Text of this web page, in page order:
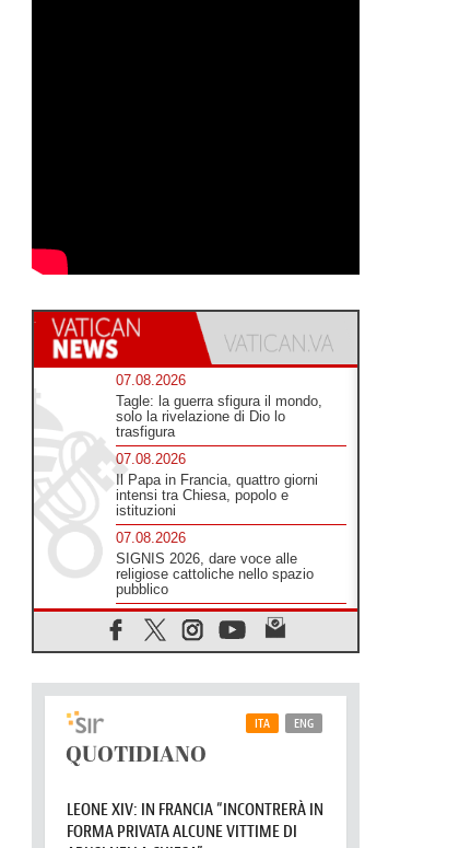
07.08.2026
Tagle: la guerra sfigura il mondo,
solo la rivelazione di Dio lo
trasfigura
07.08.2026
Il Papa in Francia, quattro giorni
intensi tra Chiesa, popolo e
istituzioni
07.08.2026
SIGNIS 2026, dare voce alle
religiose cattoliche nello spazio
pubblico
07.08.2026
Honduras, gli sfollati invisibili di una
crisi dimenticata
07.08.2026
Italia, Antigone: carceri al limite
della sopravvivenza per caldo e
07.08.2026
l'empatia per il dolore altrui"
07.08.2026